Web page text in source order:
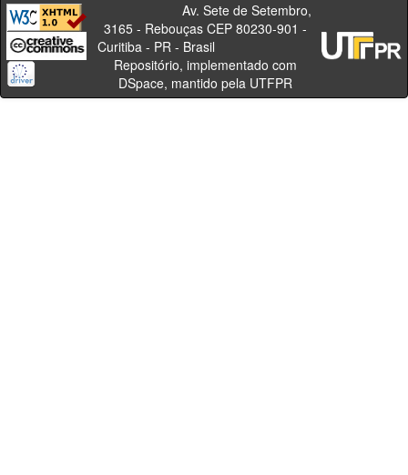
Av. Sete de Setembro,
3165 - Rebouças CEP 80230-901 -
Curitiba - PR - Brasil
Repositório, implementado com
DSpace, mantido pela UTFPR